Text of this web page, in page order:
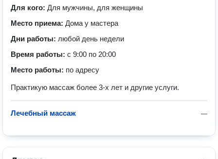
Для кого: Для мужчины, для женщины
Место приема: Дома у мастера
Дни работы: любой день недели
Время работы: с 9:00 по 20:00
Место работы: по адресу
Практикую массаж более 3-х лет и другие услуги.
—
Лечебный массаж